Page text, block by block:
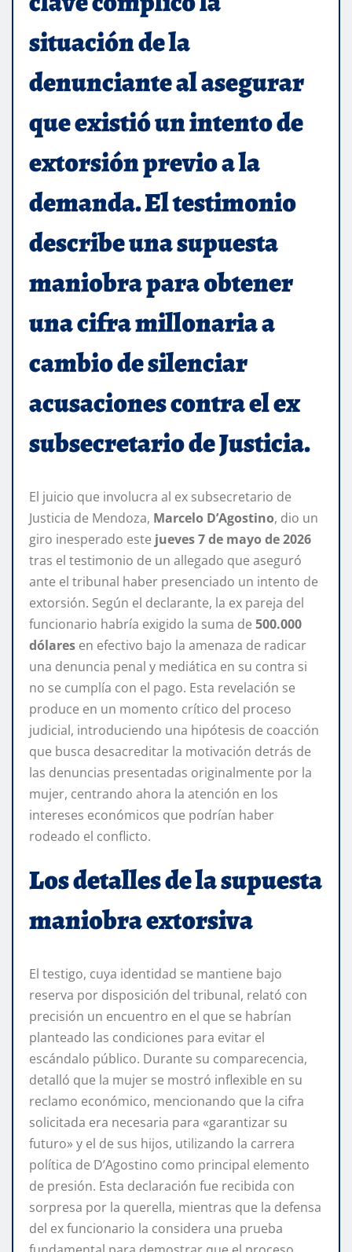
situación de la
denunciante al asegurar
que existió un intento de
extorsión previo a la
demanda. El testimonio
describe una supuesta
maniobra para obtener
una cifra millonaria a
cambio de silenciar
acusaciones contra el ex
subsecretario de Justicia.
El juicio que involucra al ex subsecretario de
Justicia de Mendoza, Marcelo D’Agostino, dio un
giro inesperado este jueves 7 de mayo de 2026
tras el testimonio de un allegado que aseguró
ante el tribunal haber presenciado un intento de
extorsión. Según el declarante, la ex pareja del
funcionario habría exigido la suma de 500.000
dólares en efectivo bajo la amenaza de radicar
una denuncia penal y mediática en su contra si
no se cumplía con el pago. Esta revelación se
produce en un momento crítico del proceso
judicial, introduciendo una hipótesis de coacción
que busca desacreditar la motivación detrás de
las denuncias presentadas originalmente por la
mujer, centrando ahora la atención en los
intereses económicos que podrían haber
rodeado el conflicto.
Los detalles de la supuesta
maniobra extorsiva
El testigo, cuya identidad se mantiene bajo
reserva por disposición del tribunal, relató con
precisión un encuentro en el que se habrían
planteado las condiciones para evitar el
escándalo público. Durante su comparecencia,
detalló que la mujer se mostró inflexible en su
reclamo económico, mencionando que la cifra
solicitada era necesaria para «garantizar su
futuro» y el de sus hijos, utilizando la carrera
política de D’Agostino como principal elemento
de presión. Esta declaración fue recibida con
sorpresa por la querella, mientras que la defensa
del ex funcionario la considera una prueba